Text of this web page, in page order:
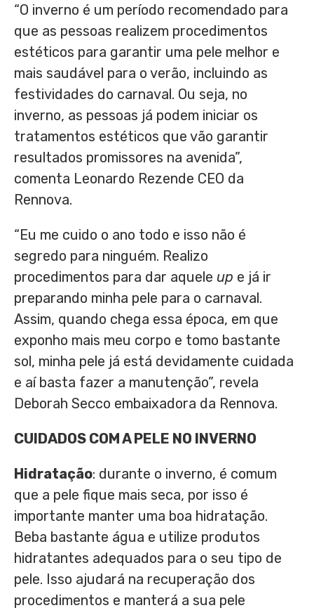
“O inverno é um período recomendado para
que as pessoas realizem procedimentos
estéticos para garantir uma pele melhor e
mais saudável para o verão, incluindo as
festividades do carnaval. Ou seja, no
inverno, as pessoas já podem iniciar os
tratamentos estéticos que vão garantir
resultados promissores na avenida”,
comenta Leonardo Rezende CEO da
Rennova.
“Eu me cuido o ano todo e isso não é
segredo para ninguém. Realizo
procedimentos para dar aquele up e já ir
preparando minha pele para o carnaval.
Assim, quando chega essa época, em que
exponho mais meu corpo e tomo bastante
sol, minha pele já está devidamente cuidada
e aí basta fazer a manutenção”, revela
Deborah Secco embaixadora da Rennova.
CUIDADOS COM A PELE NO INVERNO
Hidratação: durante o inverno, é comum
que a pele fique mais seca, por isso é
importante manter uma boa hidratação.
Beba bastante água e utilize produtos
hidratantes adequados para o seu tipo de
pele. Isso ajudará na recuperação dos
procedimentos e manterá a sua pele